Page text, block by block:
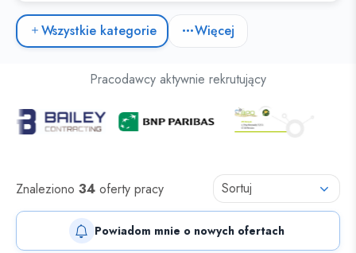
Wszystkie kategorie
Więcej
Oferty pracy dla osób z niepełnosprawnościami
Pracodawcy aktywnie rekrutujący
Oferty pracy
Znaleziono 34 oferty pracy
Powiadom mnie o nowych ofertach
Sortuj